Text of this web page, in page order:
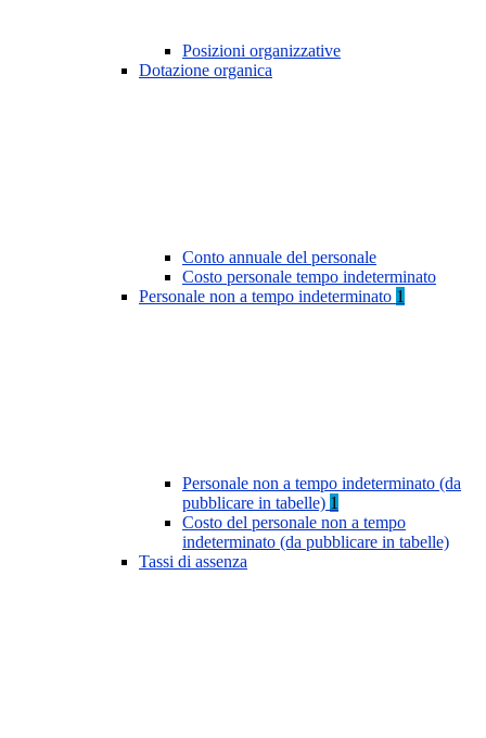
Posizioni organizzative
Dotazione organica
Conto annuale del personale
Costo personale tempo indeterminato
Personale non a tempo indeterminato 1
Personale non a tempo indeterminato (da
pubblicare in tabelle) 1
Costo del personale non a tempo
indeterminato (da pubblicare in tabelle)
Tassi di assenza